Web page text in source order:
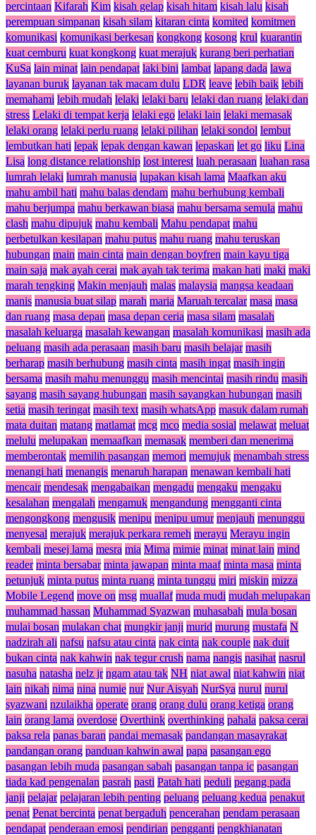
percintaan Kifarah Kim kisah gelap kisah hitam kisah lalu kisah
perempuan simpanan kisah silam kitaran cinta komited komitmen
komunikasi komunikasi berkesan kongkong kosong krul kuarantin
kuat cemburu kuat kongkong kuat merajuk kurang beri perhatian
KuSa lain minat lain pendapat laki bini lambat lapang dada lawa
layanan buruk layanan tak macam dulu LDR leave lebih baik lebih
memahami lebih mudah lelaki lelaki baru lelaki dan ruang lelaki dan
stress Lelaki di tempat kerja lelaki ego lelaki lain lelaki memasak
lelaki orang lelaki perlu ruang lelaki pilihan lelaki sondol lembut
lembutkan hati lepak lepak dengan kawan lepaskan let go liku Lina
Lisa long distance relationship lost interest luah perasaan luahan rasa
lumrah lelaki lumrah manusia lupakan kisah lama Maafkan aku
mahu ambil hati mahu balas dendam mahu berhubung kembali
mahu berjumpa mahu berkawan biasa mahu bersama semula mahu
clash mahu dipujuk mahu kembali Mahu pendapat mahu
perbetulkan kesilapan mahu putus mahu ruang mahu teruskan
hubungan main main cinta main dengan boyfren main kayu tiga
main saja mak ayah cerai mak ayah tak terima makan hati maki maki
marah tengking Makin menjauh malas malaysia mangsa keadaan
manis manusia buat silap marah maria Maruah tercalar masa masa
dan ruang masa depan masa depan ceria masa silam masalah
masalah keluarga masalah kewangan masalah komunikasi masih ada
peluang masih ada perasaan masih baru masih belajar masih
berharap masih berhubung masih cinta masih ingat masih ingin
bersama masih mahu menunggu masih mencintai masih rindu masih
sayang masih sayang hubungan masih sayangkan hubungan masih
setia masih teringat masih text masih whatsApp masuk dalam rumah
mata duitan matang matlamat mcg mco media sosial melawat meluat
melulu melupakan memaafkan memasak memberi dan menerima
memberontak memilih pasangan memori memujuk menambah stress
menangi hati menangis menaruh harapan menawan kembali hati
mencair mendesak mengabaikan mengadu mengaku mengaku
kesalahan mengalah mengamuk mengandung mengganti cinta
mengongkong mengusik menipu menipu umur menjauh menunggu
menyesal merajuk merajuk perkara remeh merayu Merayu ingin
kembali mesej lama mesra mia Mima mimie minat minat lain mind
reader minta bersabar minta jawapan minta maaf minta masa minta
petunjuk minta putus minta ruang minta tunggu miri miskin mizza
Mobile Legend move on msg muallaf muda mudi mudah melupakan
muhammad hassan Muhammad Syazwan muhasabah mula bosan
mulai bosan mulakan chat mungkir janji murid murung mustafa N
nadzirah ali nafsu nafsu atau cinta nak cinta nak couple nak duit
bukan cinta nak kahwin nak tegur crush nama nangis nasihat nasrul
nasuha natasha nelz jr ngam atau tak NH niat awal niat kahwin niat
lain nikah nima nina numie nur Nur Aisyah NurSya nurul nurul
syazwani nzulaikha operate orang orang dulu orang ketiga orang
lain orang lama overdose Overthink overthinking pahala paksa cerai
paksa rela panas baran pandai memasak pandangan masayrakat
pandangan orang panduan kahwin awal papa pasangan ego
pasangan lebih muda pasangan sabah pasangan tanpa ic pasangan
tiada kad pengenalan pasrah pasti Patah hati peduli pegang pada
janji pelajar pelajaran lebih penting peluang peluang kedua penakut
penat Penat bercinta penat bergaduh pencerahan pendam perasaan
pendapat penderaan emosi pendirian pengganti pengkhianatan